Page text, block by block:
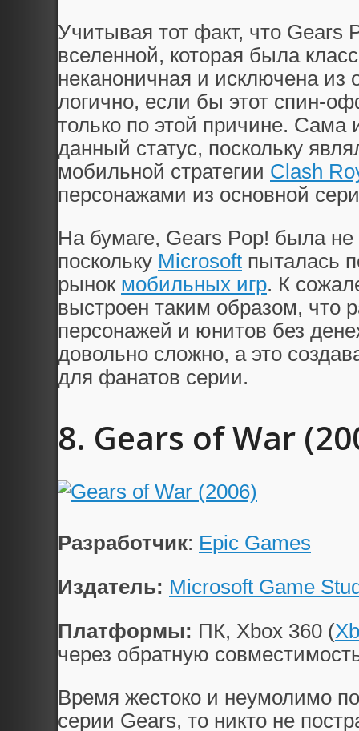
Учитывая тот факт, что Gears
вселенной, которая была
неканоничная и исключена
логично, если бы этот спин-
только по этой причине. Сама
данный статус, поскольку
мобильной стратегии Clash
персонажами из основной
На бумаге, Gears Pop! была
поскольку Microsoft пыталась
рынок мобильных игр. К
выстроен таким образом, что
персонажей и юнитов без
довольно сложно, а это
для фанатов серии.
8. Gears of War
Разработчик: Epic Games
Издатель: Microsoft Game
Платформы: ПК, Xbox 360 (
через обратную
Время жестоко и неумолимо
серии Gears, то никто не